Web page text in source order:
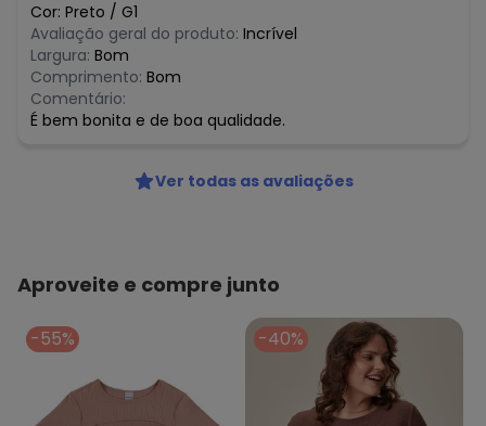
Cor: Preto / G1
Avaliação geral do produto: Incrível
Largura: Bom
Comprimento: Bom
Comentário:
É bem bonita e de boa qualidade.
Ver todas as avaliações
Aproveite e compre junto
-55% -40%